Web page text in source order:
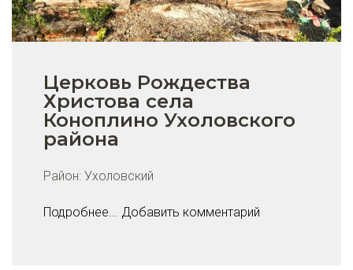
Церковь Рождества
Христова села
Коноплино Ухоловского
района
Район: Ухоловский
Подробнее... Добавить комментарий